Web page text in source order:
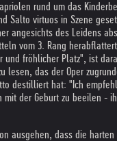
rund um das
Salto virtuos in Szene
an­gesichts des Leidens
vom 3. Rang
und fröhlicher Platz", ist
lesen, das der Oper
destilliert hat: "Ich
mit der Geburt zu beeilen -
ausgehen, dass die